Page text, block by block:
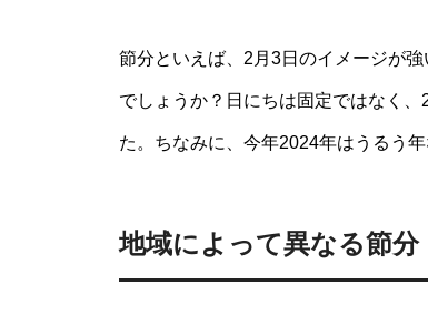
節分といえば、2月3日のイメージが
でしょうか？日にちは固定ではなく
た。ちなみに、今年2024年はうるう
地域によって異なる節分